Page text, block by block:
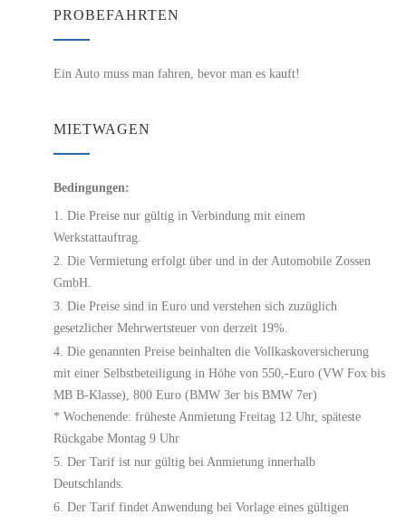
PROBEFAHRTEN
Ein Auto muss man fahren, bevor man es kauft!
MIETWAGEN
Bedingungen:
Die Preise nur gültig in Verbindung mit einem
Werkstattauftrag.
Die Vermietung erfolgt über und in der Automobile Zossen
GmbH.
Die Preise sind in Euro und verstehen sich zuzüglich
gesetzlicher Mehrwertsteuer von derzeit 19%.
Die genannten Preise beinhalten die Vollkaskoversicherung
mit einer Selbstbeteiligung in Höhe von 550,-Euro (VW Fox bis
MB B-Klasse), 800 Euro (BMW 3er bis BMW 7er)
* Wochenende: früheste Anmietung Freitag 12 Uhr, späteste
Rückgabe Montag 9 Uhr
Der Tarif ist nur gültig bei Anmietung innerhalb
Deutschlands.
Der Tarif findet Anwendung bei Vorlage eines gültigen